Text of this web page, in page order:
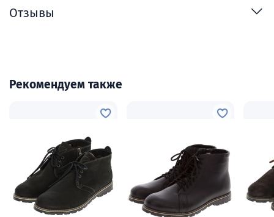
Отзывы
Рекомендуем также